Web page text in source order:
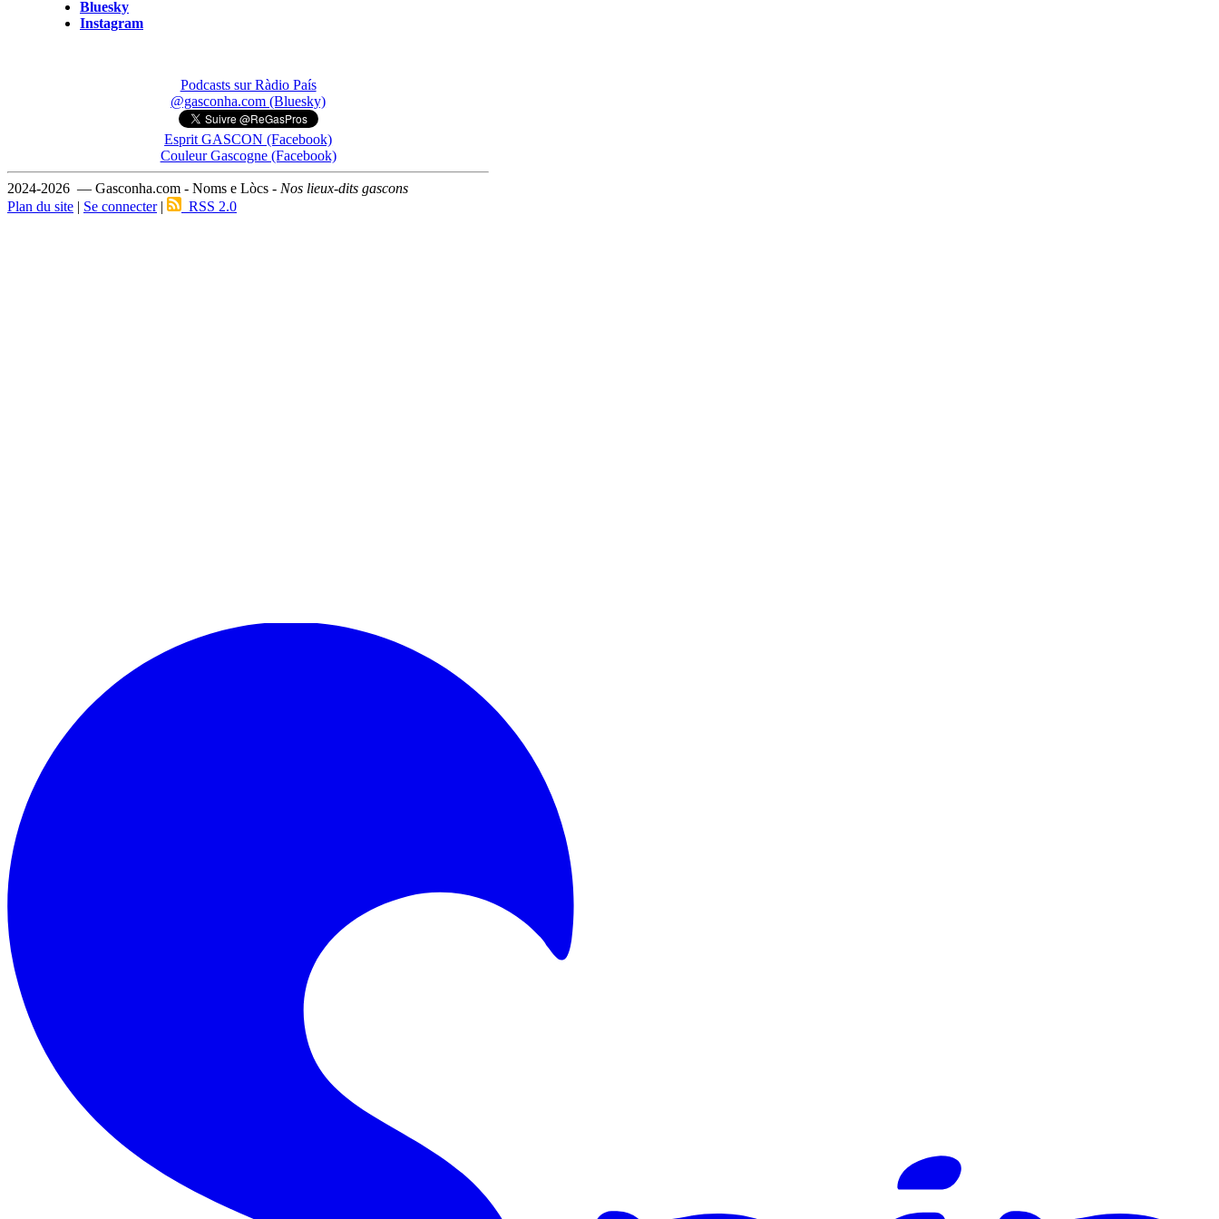
Bluesky
Instagram
Podcasts sur Ràdio País
@gasconha.com (Bluesky)
Esprit GASCON (Facebook)
Couleur Gascogne (Facebook)
2024-2026 — Gasconha.com - Noms e Lòcs - Nos lieux-dits gascons
Plan du site | Se connecter| RSS 2.0